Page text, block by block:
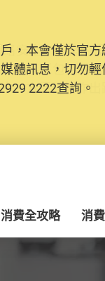
，本會僅於官
體訊息，切勿
2222查詢。
安全，本會的
資料（包括姓
，方便日後作出
消費全攻略 消